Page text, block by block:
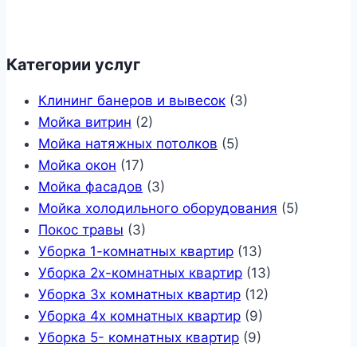
Категории услуг
Клининг банеров и вывесок (3)
Мойка витрин (2)
Мойка натяжных потолков (5)
Мойка окон (17)
Мойка фасадов (3)
Мойка холодильного оборудования (5)
Покос травы (3)
Уборка 1-комнатных квартир (13)
Уборка 2х-комнатных квартир (13)
Уборка 3х комнатных квартир (12)
Уборка 4х комнатных квартир (9)
Уборка 5- комнатных квартир (9)